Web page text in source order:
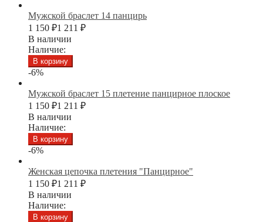
Мужской браслет 14 панцирь
1 150 ₽1 211 ₽
В наличии
Наличие:
В корзину
-6%
Мужской браслет 15 плетение панцирное плоское
1 150 ₽1 211 ₽
В наличии
Наличие:
В корзину
-6%
Женская цепочка плетения "Панцирное"
1 150 ₽1 211 ₽
В наличии
Наличие:
В корзину